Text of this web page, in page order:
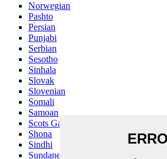
Norwegian
Pashto
Persian
Punjabi
Serbian
Sesotho
Sinhala
Slovak
Slovenian
Somali
Samoan
Scots Gaelic
Shona
Sindhi
Sundanese